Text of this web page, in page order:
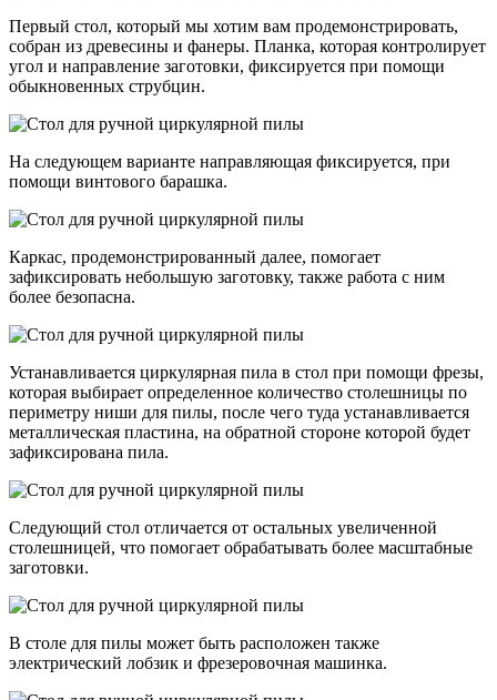
Первый стол, который мы хотим вам продемонстрировать,
собран из древесины и фанеры. Планка, которая контролирует
угол и направление заготовки, фиксируется при помощи
обыкновенных струбцин.
На следующем варианте направляющая фиксируется, при
помощи винтового барашка.
Каркас, продемонстрированный далее, помогает
зафиксировать небольшую заготовку, также работа с ним
более безопасна.
Устанавливается циркулярная пила в стол при помощи фрезы,
которая выбирает определенное количество столешницы по
периметру ниши для пилы, после чего туда устанавливается
металлическая пластина, на обратной стороне которой будет
зафиксирована пила.
Следующий стол отличается от остальных увеличенной
столешницей, что помогает обрабатывать более масштабные
заготовки.
В столе для пилы может быть расположен также
электрический лобзик и фрезеровочная машинка.